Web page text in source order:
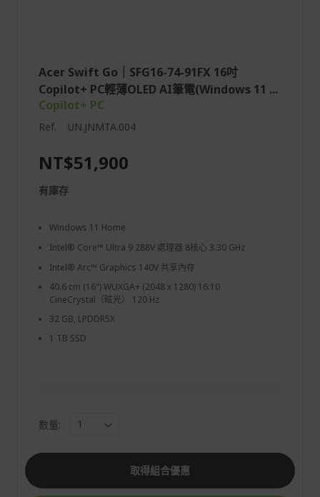
Acer Swift Go｜SFG16-74-91FX 16吋
Copilot+ PC輕薄OLED AI筆電(Windows 11 ...
Copilot+ PC
Ref. UN.JNMTA.004
NT$51,900
有庫存
Windows 11 Home
Intel® Core™ Ultra 9 288V 處理器 8核心 3.30 GHz
Intel® Arc™ Graphics 140V 共享內存
40.6 cm (16") WUXGA+ (2048 x 1280) 16:10
CineCrystal（眩光） 120 Hz
32 GB, LPDDR5X
1 TB SSD
數量:
取得組合優惠